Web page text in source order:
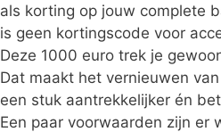
als korting op jouw complete
is geen kortingscode voor
Deze 1000 euro trek je
Dat maakt het vernieuwen
een stuk aantrekkelijker én
Een paar voorwaarden zijn er